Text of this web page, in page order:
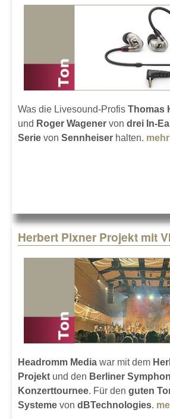
Was die Livesound-Profis Thomas
und Roger Wagener von drei In-
Serie von Sennheiser halten.
Herbert Pixner Projekt mit
Headromm Media war mit dem
Projekt und den Berliner
Konzerttournee. Für den guten
Systeme von dBTechnologies.